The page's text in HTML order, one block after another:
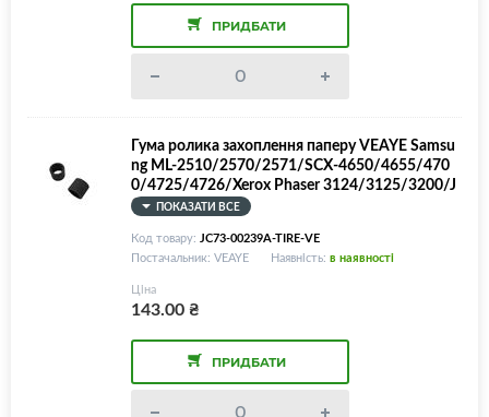
ПРИДБАТИ
Гума ролика захоплення паперу VEAYE Samsu
ng ML-2510/2570/2571/SCX-4650/4655/470
0/4725/4726/Xerox Phaser 3124/3125/3200/J
C73-00239A
ПОКАЗАТИ ВСЕ
Код товару: JC73-00239A-TIRE-VE
Постачальник: VEAYE
Наявність: в наявності
Ціна
143.00₴
ПРИДБАТИ